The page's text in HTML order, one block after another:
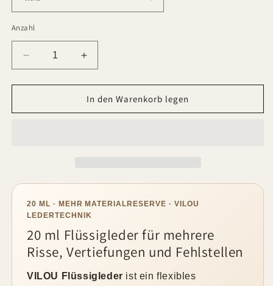
Anzahl
Verringere
die
Menge
20
–
viele
Farben
Erhöhe
die
Menge
für
20
–
viele
Farben
In den Warenkorb legen
20 ML · MEHR MATERIALRESERVE · VILOU
LEDERTECHNIK
20 ml Flüssigleder für mehrere
Risse, Vertiefungen und Fehlstellen
VILOU Flüssigleder ist ein flexibles